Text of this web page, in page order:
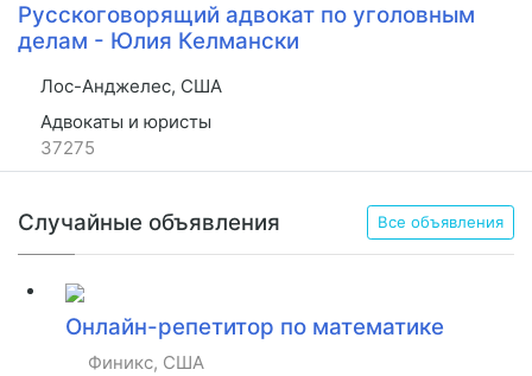
Русскоговорящий адвокат по уголовным
делам - Юлия Келмански
Лос-Анджелес, США
Адвокаты и юристы
37275
Случайные объявления Все объявления
Онлайн-репетитор по математике
Финикс, США